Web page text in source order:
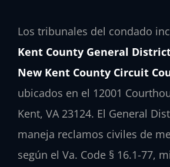
Los tribunales del condado
Kent County General
New Kent County Circuit
ubicados en el 12001
Kent, VA 23124. El General
maneja reclamos civiles de
según el Va. Code § 16.1-77,